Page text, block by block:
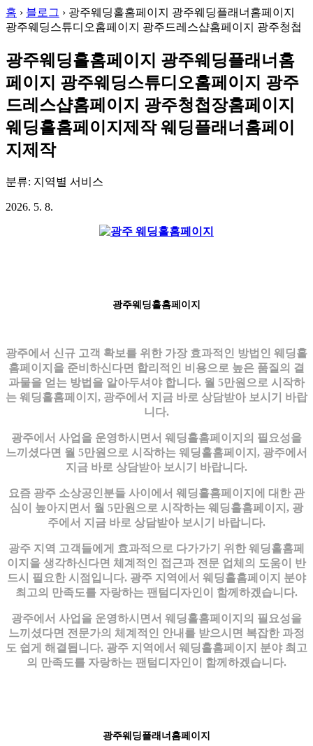
홈 › 블로그 › 광주웨딩홀홈페이지 광주웨딩플래너홈페이지
광주웨딩스튜디오홈페이지 광주드레스샵홈페이지 광주청첩
광주웨딩홀홈페이지 광주웨딩플래너홈
페이지 광주웨딩스튜디오홈페이지 광주
드레스샵홈페이지 광주청첩장홈페이지
웨딩홀홈페이지제작 웨딩플래너홈페이
지제작
분류: 지역별 서비스
2026. 5. 8.
광주웨딩홀홈페이지
광주에서 신규 고객 확보를 위한 가장 효과적인 방법인 웨딩홀
홈페이지을 준비하신다면 합리적인 비용으로 높은 품질의 결
과물을 얻는 방법을 알아두셔야 합니다. 월 5만원으로 시작하
는 웨딩홀홈페이지, 광주에서 지금 바로 상담받아 보시기 바랍
니다.
광주에서 사업을 운영하시면서 웨딩홀홈페이지의 필요성을
느끼셨다면 월 5만원으로 시작하는 웨딩홀홈페이지, 광주에서
지금 바로 상담받아 보시기 바랍니다.
요즘 광주 소상공인분들 사이에서 웨딩홀홈페이지에 대한 관
심이 높아지면서 월 5만원으로 시작하는 웨딩홀홈페이지, 광
주에서 지금 바로 상담받아 보시기 바랍니다.
광주 지역 고객들에게 효과적으로 다가가기 위한 웨딩홀홈페
이지을 생각하신다면 체계적인 접근과 전문 업체의 도움이 반
드시 필요한 시점입니다. 광주 지역에서 웨딩홀홈페이지 분야
최고의 만족도를 자랑하는 팬텀디자인이 함께하겠습니다.
광주에서 사업을 운영하시면서 웨딩홀홈페이지의 필요성을
느끼셨다면 전문가의 체계적인 안내를 받으시면 복잡한 과정
도 쉽게 해결됩니다. 광주 지역에서 웨딩홀홈페이지 분야 최고
의 만족도를 자랑하는 팬텀디자인이 함께하겠습니다.
광주웨딩플래너홈페이지